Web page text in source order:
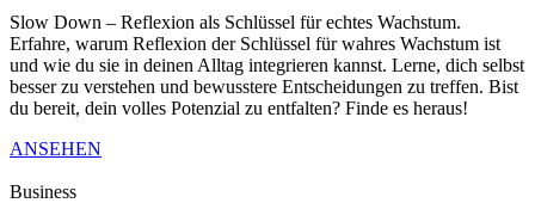
Slow Down – Reflexion als Schlüssel für echtes Wachstum.
Erfahre, warum Reflexion der Schlüssel für wahres Wachstum ist
und wie du sie in deinen Alltag integrieren kannst. Lerne, dich selbst
besser zu verstehen und bewusstere Entscheidungen zu treffen. Bist
du bereit, dein volles Potenzial zu entfalten? Finde es heraus!
ANSEHEN
Business